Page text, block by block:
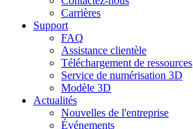
Carrières
Support
FAQ
Assistance clientèle
Téléchargement de ressources
Service de numérisation 3D
Modèle 3D
Actualités
Nouvelles de l'entreprise
Événements